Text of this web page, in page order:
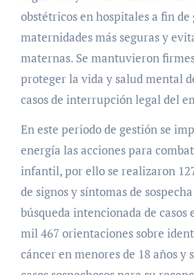
obstétricos en hospitales a fin
maternidades más seguras y
maternas. Se mantuvieron
proteger la vida y salud mental
casos de interrupción legal del
En este periodo de gestión se
energía las acciones para
infantil, por ello se realizaron
de signos y síntomas de
búsqueda intencionada de casos
mil 467 orientaciones sobre
cáncer en menores de 18 años y